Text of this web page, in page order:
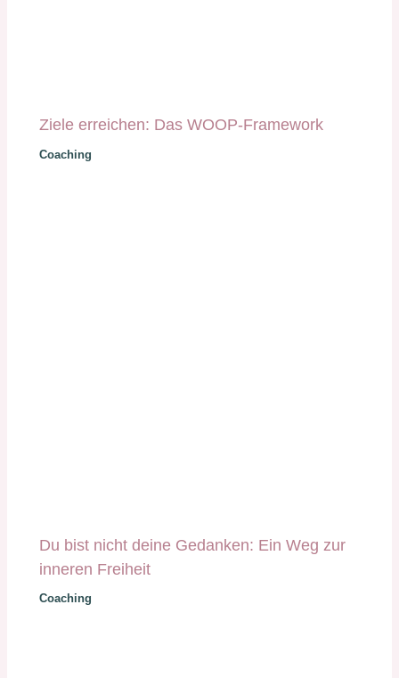
Ziele erreichen: Das WOOP-Framework
Coaching
Du bist nicht deine Gedanken: Ein Weg zur
inneren Freiheit
Coaching